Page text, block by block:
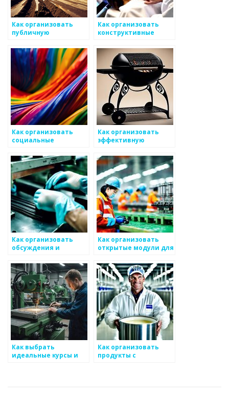
Как организовать
публичную
повышения интереса
к металоизделиям
Как организовать
конструктивные
повышения качества
металоизделий
Как организовать
социальные
сообщества
металлоизделий
Как организовать
эффективную
постоянных поставок
металоизделий
Как организовать
обсуждения и
по металлоизделиям
Как организовать
открытые модули для
металлоизделий
Как выбрать
идеальные курсы и
Как организовать
продукты с